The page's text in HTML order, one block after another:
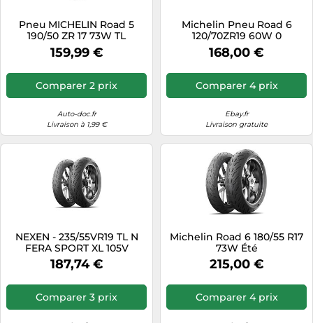
Tondeuses cheveux & barbe
Téléphonie
Téléviseurs
Télévision & vidéo
Électroménager
Pneu MICHELIN Road 5
190/50 ZR 17 73W TL
159,99 €
Comparer 2 prix
Auto-doc.fr
Livraison à 1,99 €
Michelin Pneu Road 6
120/70ZR19 60W 0
168,00 €
Comparer 4 prix
Ebay.fr
Livraison gratuite
NEXEN - 235/55VR19 TL N
FERA SPORT XL 105V
187,74 €
Comparer 3 prix
Michelin Road 6 180/55 R17
73W Été
215,00 €
Comparer 4 prix